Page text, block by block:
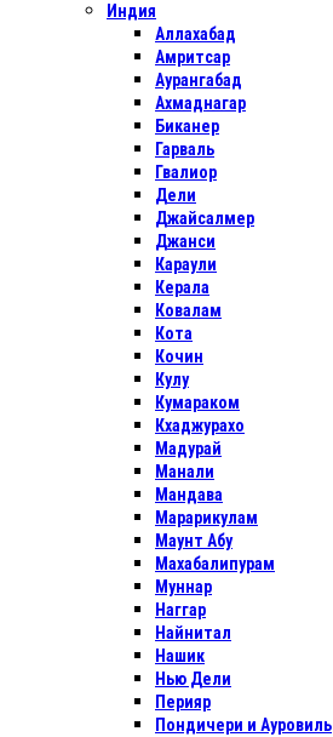
Индия
Аллахабад
Амритсар
Аурангабад
Ахмаднагар
Биканер
Гарваль
Гвалиор
Дели
Джайсалмер
Джанси
Караули
Керала
Ковалам
Кота
Кочин
Кулу
Кумараком
Кхаджурахо
Мадурай
Манали
Мандава
Марарикулам
Маунт Абу
Махабалипурам
Муннар
Наггар
Найнитал
Нашик
Нью Дели
Перияр
Пондичери и Ауровиль